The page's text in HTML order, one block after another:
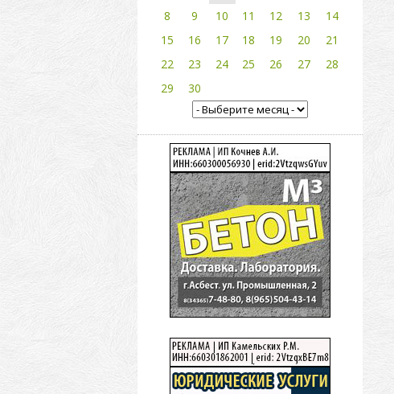
8
9 10 11 12 13
14
15
16 17 18 19 20
21
22
23 24 25 26 27
28
29
30